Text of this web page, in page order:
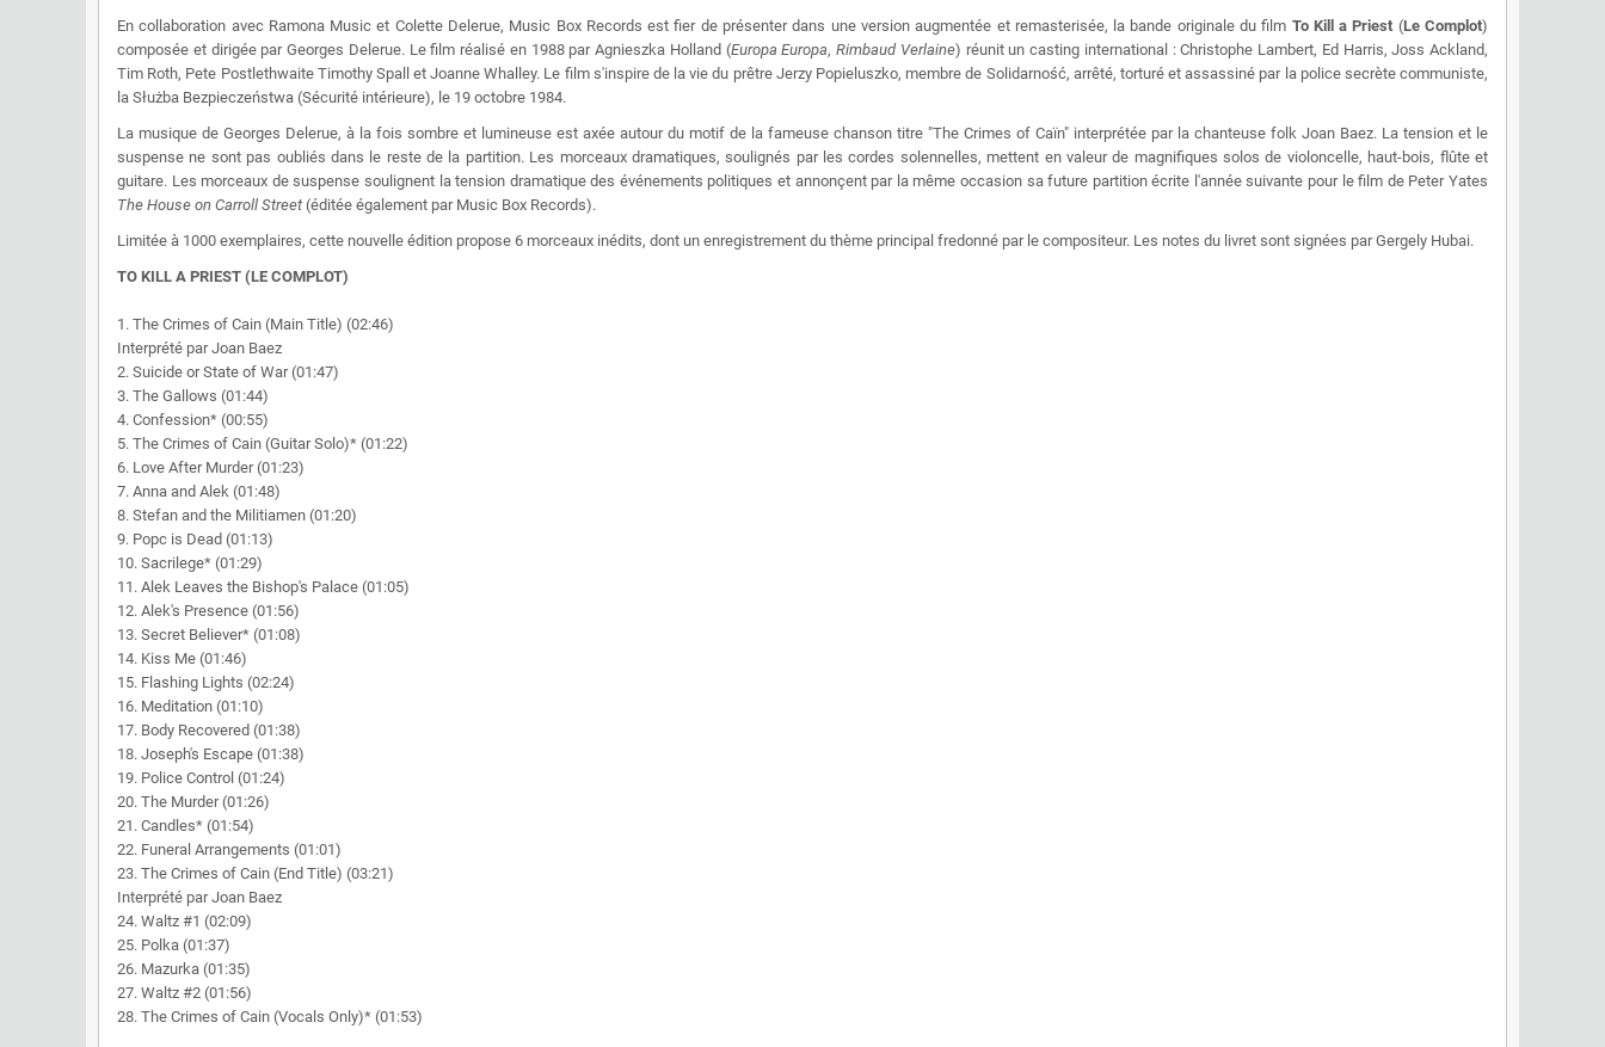
En collaboration avec Ramona Music et Colette Delerue, Music Box Records est fier de présenter dans une version augmentée et remasterisée, la bande originale du film To Kill a Priest (Le Complot)
composée et dirigée par Georges Delerue. Le film réalisé en 1988 par Agnieszka Holland (Europa Europa, Rimbaud Verlaine) réunit un casting international : Christophe Lambert, Ed Harris, Joss Ackland,
Tim Roth, Pete Postlethwaite Timothy Spall et Joanne Whalley. Le film s'inspire de la vie du prêtre Jerzy Popieluszko, membre de Solidarność, arrêté, torturé et assassiné par la police secrète communiste,
la Służba Bezpieczeństwa (Sécurité intérieure), le 19 octobre 1984.
La musique de Georges Delerue, à la fois sombre et lumineuse est axée autour du motif de la fameuse chanson titre "The Crimes of Caïn" interprétée par la chanteuse folk Joan Baez. La tension et le
suspense ne sont pas oubliés dans le reste de la partition. Les morceaux dramatiques, soulignés par les cordes solennelles, mettent en valeur de magnifiques solos de violoncelle, haut-bois, flûte et
guitare. Les morceaux de suspense soulignent la tension dramatique des événements politiques et annonçent par la même occasion sa future partition écrite l'année suivante pour le film de Peter Yates
The House on Carroll Street (éditée également par Music Box Records).
Limitée à 1000 exemplaires, cette nouvelle édition propose 6 morceaux inédits, dont un enregistrement du thème principal fredonné par le compositeur. Les notes du livret sont signées par Gergely Hubai.
TO KILL A PRIEST (LE COMPLOT)
1. The Crimes of Cain (Main Title) (02:46)
Interprété par Joan Baez
2. Suicide or State of War (01:47)
3. The Gallows (01:44)
4. Confession* (00:55)
5. The Crimes of Cain (Guitar Solo)* (01:22)
6. Love After Murder (01:23)
7. Anna and Alek (01:48)
8. Stefan and the Militiamen (01:20)
9. Popc is Dead (01:13)
10. Sacrilege* (01:29)
11. Alek Leaves the Bishop's Palace (01:05)
12. Alek's Presence (01:56)
13. Secret Believer* (01:08)
14. Kiss Me (01:46)
15. Flashing Lights (02:24)
16. Meditation (01:10)
17. Body Recovered (01:38)
18. Joseph's Escape (01:38)
19. Police Control (01:24)
20. The Murder (01:26)
21. Candles* (01:54)
22. Funeral Arrangements (01:01)
23. The Crimes of Cain (End Title) (03:21)
Interprété par Joan Baez
24. Waltz #1 (02:09)
25. Polka (01:37)
26. Mazurka (01:35)
27. Waltz #2 (01:56)
28. The Crimes of Cain (Vocals Only)* (01:53)